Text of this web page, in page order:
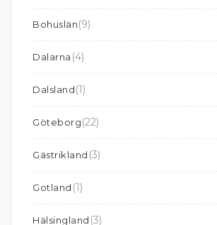
Bohuslän(9)
Dalarna (4)
Dalsland(1)
Göteborg(22)
Gästrikland (3)
Gotland (1)
Hälsingland (3)